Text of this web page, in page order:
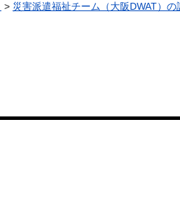
> 災害派遣福祉チーム（大阪DWAT）の